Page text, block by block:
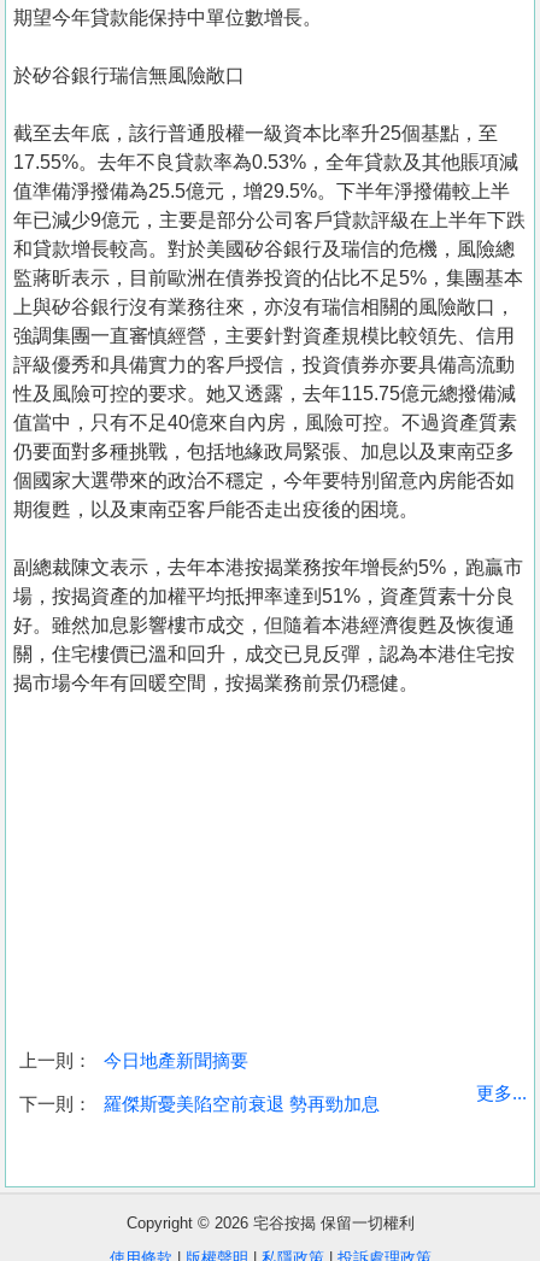
收
盤
期望今年貸款能保持中單位數增長。
於矽谷銀行瑞信無風險敞口
截至去年底，該行普通股權一級資本比率升25個基點，至
17.55%。去年不良貸款率為0.53%，全年貸款及其他賬項減
值準備淨撥備為25.5億元，增29.5%。下半年淨撥備較上半
年已減少9億元，主要是部分公司客戶貸款評級在上半年下跌
和貸款增長較高。對於美國矽谷銀行及瑞信的危機，風險總
監蔣昕表示，目前歐洲在債券投資的佔比不足5%，集團基本
上與矽谷銀行沒有業務往來，亦沒有瑞信相關的風險敞口，
強調集團一直審慎經營，主要針對資產規模比較領先、信用
評級優秀和具備實力的客戶授信，投資債券亦要具備高流動
性及風險可控的要求。她又透露，去年115.75億元總撥備減
值當中，只有不足40億來自內房，風險可控。不過資產質素
仍要面對多種挑戰，包括地緣政局緊張、加息以及東南亞多
個國家大選帶來的政治不穩定，今年要特別留意內房能否如
期復甦，以及東南亞客戶能否走出疫後的困境。
副總裁陳文表示，去年本港按揭業務按年增長約5%，跑贏市
場，按揭資產的加權平均抵押率達到51%，資產質素十分良
好。雖然加息影響樓市成交，但隨着本港經濟復甦及恢復通
關，住宅樓價已溫和回升，成交已見反彈，認為本港住宅按
揭市場今年有回暖空間，按揭業務前景仍穩健。
上一則： 今日地產新聞摘要
下一則： 羅傑斯憂美陷空前衰退 勢再勁加息
更多...
Copyright © 2026 宅谷按揭 保留一切權利